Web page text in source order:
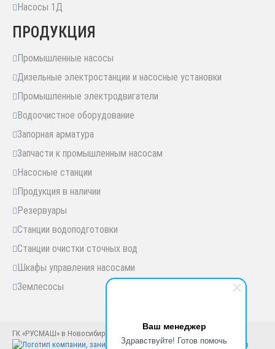
Ваш менеджер
Здравствуйте! Готов помочь
Насосы 1Д
ПРОДУКЦИЯ
Промышленные насосы
Дизельные электростанции и насосные установки
Промышленные электродвигатели
Водоочистное оборудование
Запорная арматура
Запчасти к промышленным насосам
Насосные станции
Продукция в наличии
Резервуары
Станции водоподготовки
Станции очистки сточных вод
Шкафы управления насосами
Землесосы
ГК «РУСМАШ» в Новосибирске © Новосибирск, 2005-2025 год